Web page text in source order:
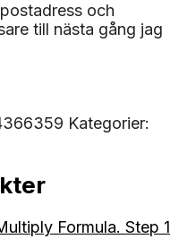
och
till nästa gång jag
Kategorier: